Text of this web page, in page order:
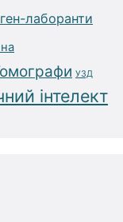
лаборанти
УЗД
інтелект